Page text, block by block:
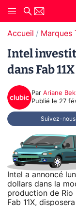
Accueil Marques
Intel
dans Fab 11X
Par Ariane
Publié le 27
Suivez-nous
Intel a annoncé
dollars dans la
production de Rio
Fab 11X,